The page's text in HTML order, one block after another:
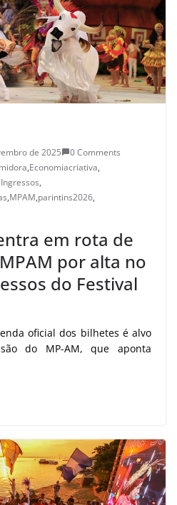
de 2025
0 Comments
,Economiacriativa,
Ingressos,
,MPAM,parintins2026,
em rota de
por alta no
do Festival
oficial dos bilhetes é alvo
do MP-AM, que aponta